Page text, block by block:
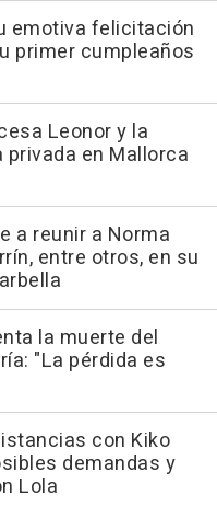
emotiva felicitación
primer cumpleaños
Leonor y la
en Mallorca
a reunir a Norma
entre otros, en su
la muerte del
"La pérdida es
con Kiko
demandas y
Lola